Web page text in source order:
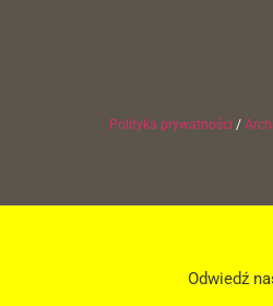
Polityka prywatności /
Odwiedź